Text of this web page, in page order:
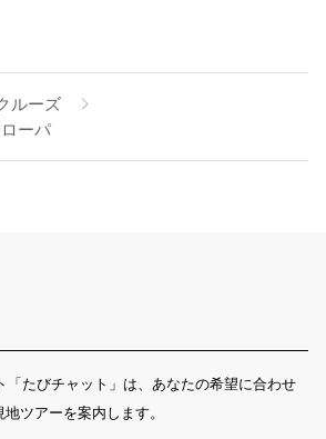
ルーズ
ーパ
「たびチャット」は、あなたの希望に合わせ
ツアーを案内します。